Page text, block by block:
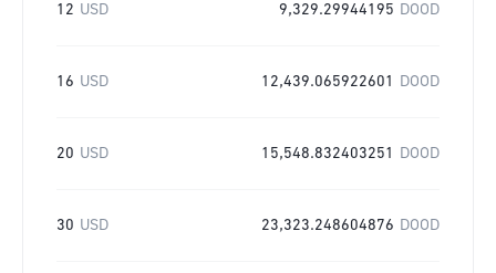
12 USD 9,329.29944195 DOOD
16 USD 12,439.065922601 DOOD
20 USD 15,548.832403251 DOOD
30 USD 23,323.248604876 DOOD